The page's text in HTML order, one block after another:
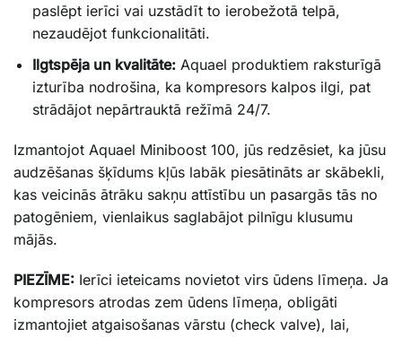
paslēpt ierīci vai uzstādīt to ierobežotā telpā,
nezaudējot funkcionalitāti.
Ilgtspēja un kvalitāte:Aquael produktiem raksturīgā
izturība nodrošina, ka kompresors kalpos ilgi, pat
strādājot nepārtrauktā režīmā 24/7.
Izmantojot Aquael Miniboost 100, jūs redzēsiet, ka jūsu
audzēšanas šķīdums kļūs labāk piesātināts ar skābekli,
kas veicinās ātrāku sakņu attīstību un pasargās tās no
patogēniem, vienlaikus saglabājot pilnīgu klusumu
mājās.
PIEZĪME: Ierīci ieteicams novietot virs ūdens līmeņa. Ja
kompresors atrodas zem ūdens līmeņa, obligāti
izmantojiet atgaisošanas vārstu (check valve), lai,